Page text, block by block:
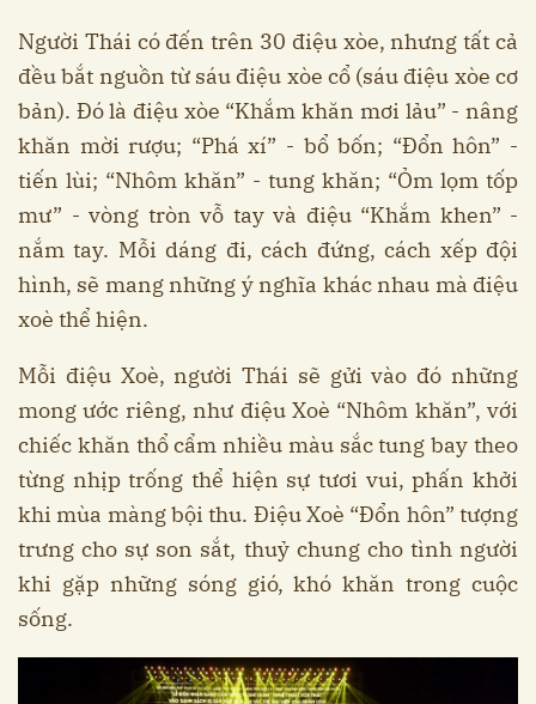
Người Thái có đến trên 30 điệu xòe, nhưng tất cả
đều bắt nguồn từ sáu điệu xòe cổ (sáu điệu xòe cơ
bản). Đó là điệu xòe “Khắm khăn mơi lảu” - nâng
khăn mời rượu; “Phá xí” - bổ bốn; “Đổn hôn” -
tiến lùi; “Nhôm khăn” - tung khăn; “Ỏm lọm tốp
mư” - vòng tròn vỗ tay và điệu “Khắm khen” -
nắm tay. Mỗi dáng đi, cách đứng, cách xếp đội
hình, sẽ mang những ý nghĩa khác nhau mà điệu
xoè thể hiện.
Mỗi điệu Xoè, người Thái sẽ gửi vào đó những
mong ước riêng, như điệu Xoè “Nhôm khăn”, với
chiếc khăn thổ cẩm nhiều màu sắc tung bay theo
từng nhịp trống thể hiện sự tươi vui, phấn khởi
khi mùa màng bội thu. Điệu Xoè “Đổn hôn” tượng
trưng cho sự son sắt, thuỷ chung cho tình người
khi gặp những sóng gió, khó khăn trong cuộc
sống.